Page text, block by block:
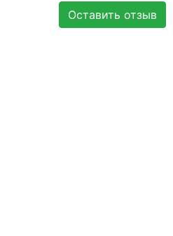
Оставить отзыв